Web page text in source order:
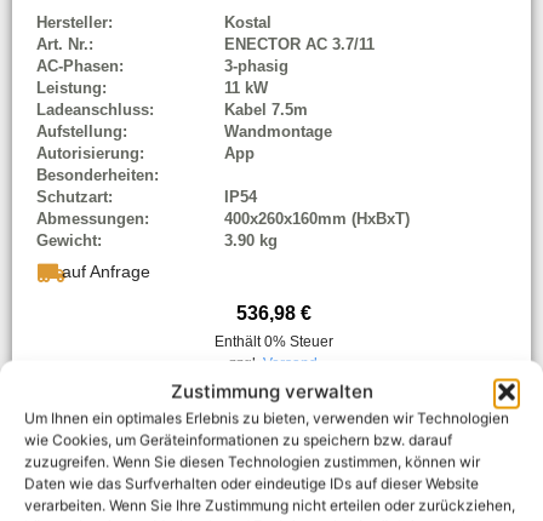
Zustimmung verwalten
Um Ihnen ein optimales Erlebnis zu bieten, verwenden wir Technologien
wie Cookies, um Geräteinformationen zu speichern bzw. darauf
zuzugreifen. Wenn Sie diesen Technologien zustimmen, können wir
Daten wie das Surfverhalten oder eindeutige IDs auf dieser Website
verarbeiten. Wenn Sie Ihre Zustimmung nicht erteilen oder zurückziehen,
Hersteller:
Kostal
Art. Nr.:
ENECTOR AC 3.7/11
AC-Phasen:
3-phasig
Leistung:
11 kW
Ladeanschluss:
Kabel 7.5m
Aufstellung:
Wandmontage
Autorisierung:
App
Besonderheiten:
Schutzart:
IP54
Abmessungen:
400x260x160mm (HxBxT)
Gewicht:
3.90 kg
auf Anfrage
536,98 €
Enthält 0% Steuer
zzgl. Versand
In den Warenkorb